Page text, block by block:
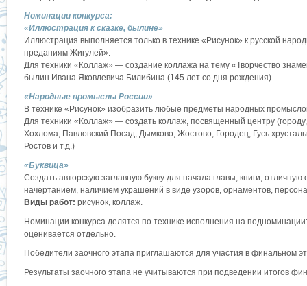
Номинации конкурса:
«Иллюстрация к сказке, былине»
Иллюстрация выполняется только в технике «Рисунок» к русской
преданиям Жигулей».
Для техники «Коллаж» — создание коллажа на тему «Творчество
былин Ивана Яковлевича Билибина (145 лет со дня рождения).
«Народные промыслы России»
В технике «Рисунок» изобразить любые предметы народных
Для техники «Коллаж» — создать коллаж, посвященный центру
Хохлома, Павловский Посад, Дымково, Жостово, Городец, Гусь
Ростов и т.д.)
«Буквица»
Создать авторскую заглавную букву для начала главы, книги,
начертанием, наличием украшений в виде узоров, орнаментов,
Виды работ: рисунок, коллаж.
Номинации конкурса делятся по технике исполнения на
оценивается отдельно.
Победители заочного этапа приглашаются для участия в финальном
Результаты заочного этапа не учитываются при подведении итогов